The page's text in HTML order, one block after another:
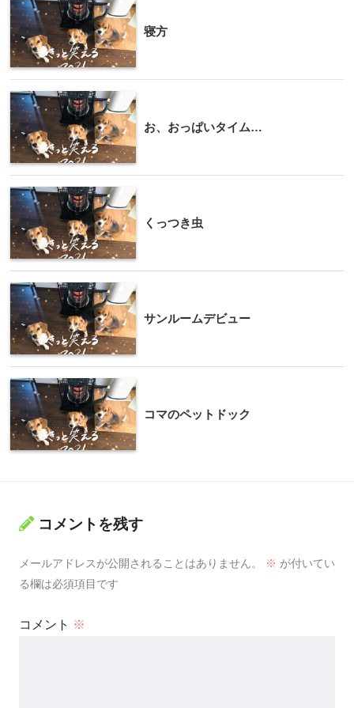
寝方
お、おっぱいタイム…
くっつき虫
サンルームデビュー
コマのペットドック
コメントを残す
メールアドレスが公開されることはありません。 ※ が付いてい
る欄は必須項目です
コメント ※